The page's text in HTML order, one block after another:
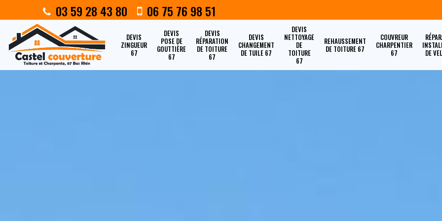
03 59 28 43 80 06 75 76 98 51
DEVIS
ZINGUEUR
67
DEVIS
POSE DE
GOUTTIÈRE
67
DEVIS
RÉPARATION
DE TOITURE
67
DEVIS
CHANGEMENT
DE TUILE 67
DEVIS
NETTOYAGE
DE
TOITURE
67
REHAUSSEMENT
DE TOITURE 67
COUVREUR
CHARPENTIER
67
DE